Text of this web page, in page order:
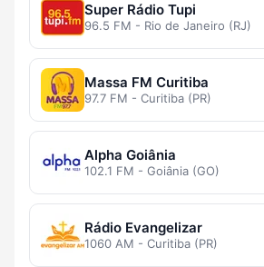
Super Rádio Tupi
96.5 FM - Rio de Janeiro (RJ)
Massa FM Curitiba
97.7 FM - Curitiba (PR)
Alpha Goiânia
102.1 FM - Goiânia (GO)
Rádio Evangelizar
1060 AM - Curitiba (PR)